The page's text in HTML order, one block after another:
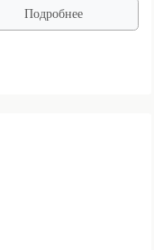
Подробнее